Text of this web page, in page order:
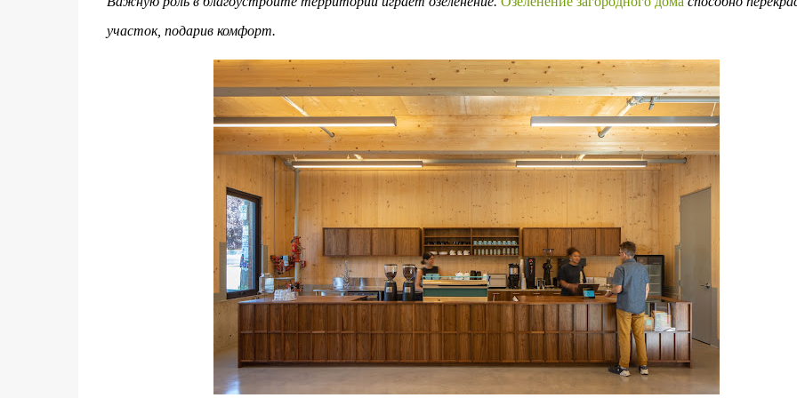
участок, подарив комфорт.